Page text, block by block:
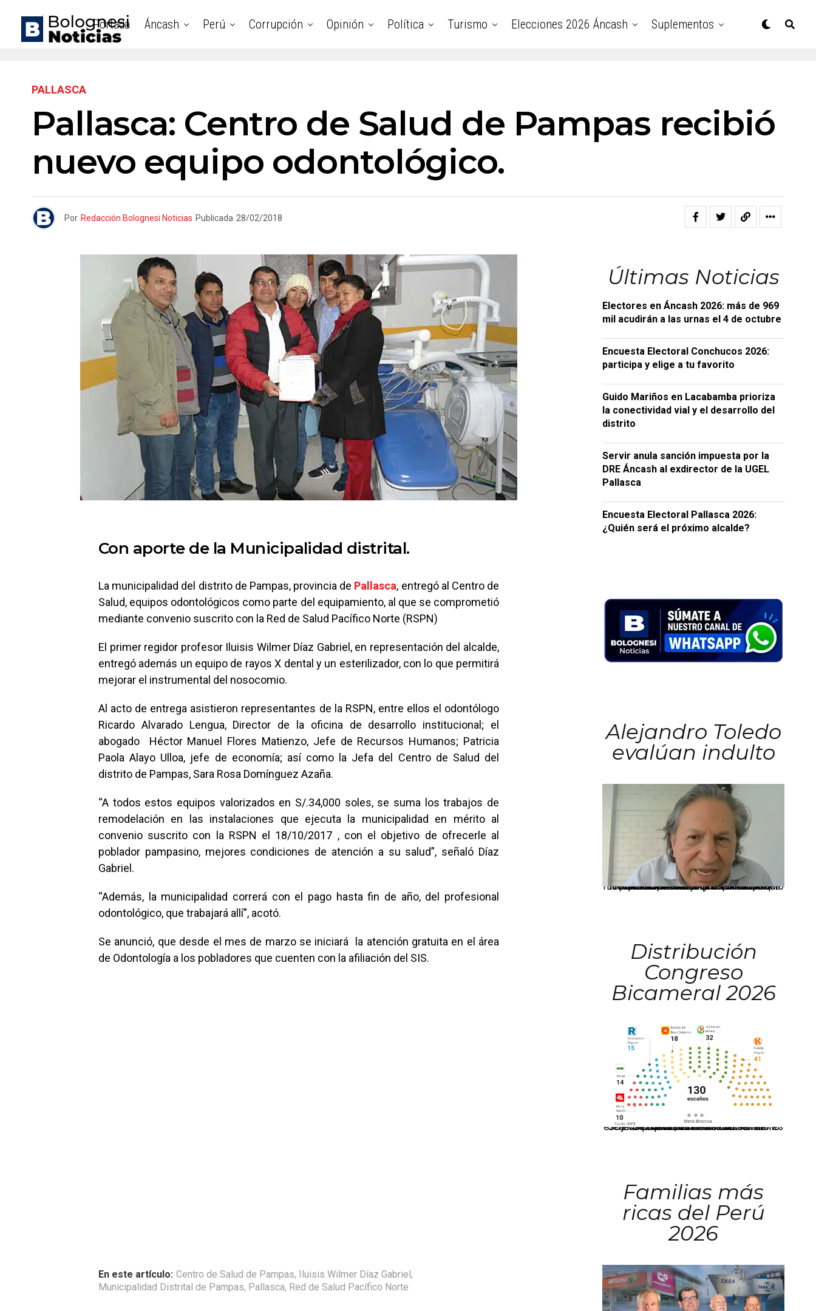
Portada Áncash Perú Corrupción Opinión Política Turismo Elecciones 2026 Áncash Suplementos
PALLASCA
Pallasca: Centro de Salud de Pampas recibió
nuevo equipo odontológico.
Por Redacción Bolognesi Noticias Publicada 28/02/2018
Con aporte de la Municipalidad distrital.
La municipalidad del distrito de Pampas, provincia de Pallasca, entregó al Centro de
Salud, equipos odontológicos como parte del equipamiento, al que se comprometió
mediante convenio suscrito con la Red de Salud Pacífico Norte (RSPN)
El primer regidor profesor Iluisis Wilmer Díaz Gabriel, en representación del alcalde,
entregó además un equipo de rayos X dental y un esterilizador, con lo que permitirá
mejorar el instrumental del nosocomio.
Al acto de entrega asistieron representantes de la RSPN, entre ellos el odontólogo
Ricardo Alvarado Lengua, Director de la oficina de desarrollo institucional; el
abogado Héctor Manuel Flores Matienzo, Jefe de Recursos Humanos; Patricia
Paola Alayo Ulloa, jefe de economía; así como la Jefa del Centro de Salud del
distrito de Pampas, Sara Rosa Domínguez Azaña.
“A todos estos equipos valorizados en S/.34,000 soles, se suma los trabajos de
remodelación en las instalaciones que ejecuta la municipalidad en mérito al
convenio suscrito con la RSPN el 18/10/2017 , con el objetivo de ofrecerle al
poblador pampasino, mejores condiciones de atención a su salud”, señaló Díaz
Gabriel.
“Además, la municipalidad correrá con el pago hasta fin de año, del profesional
odontológico, que trabajará allí”, acotó.
Se anunció, que desde el mes de marzo se iniciará la atención gratuita en el área
de Odontología a los pobladores que cuenten con la afiliación del SIS.
En este artículo: Centro de Salud de Pampas, Iluisis Wilmer Díaz Gabriel,
Municipalidad Distrital de Pampas, Pallasca, Red de Salud Pacífico Norte
Últimas Noticias
Electores en Áncash 2026: más de 969
mil acudirán a las urnas el 4 de octubre
Encuesta Electoral Conchucos 2026:
participa y elige a tu favorito
Guido Mariños en Lacabamba prioriza
la conectividad vial y el desarrollo del
distrito
Servir anula sanción impuesta por la
DRE Áncash al exdirector de la UGEL
Pallasca
Encuesta Electoral Pallasca 2026:
¿Quién será el próximo alcalde?
Alejandro Toledo
evalúan indulto
La presidenta Keiko Fujimori informó que la solicitud de indulto presentada por el expresidente Alejandro Toledo será evaluada por la Comisión de Gracias Presidenciales conforme al procedimiento establecido.
Distribución
Congreso
Bicameral 2026
El JNE oficializó la distribución de escaños para la elección de 60 senadores y 130 diputados en las Elecciones Generales 2026, tras el restablecimiento de la Bicameralidad.
Familias más
ricas del Perú
2026